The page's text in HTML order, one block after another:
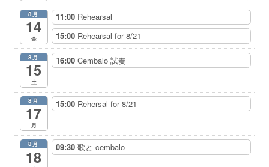
8月
14
金
11:00 Rehearsal
15:00 Rehearsal for 8/21
8月
15
土
16:00 Cembalo 試奏
8月
17
月
15:00 Rehersal for 8/21
8月
18
09:30 歌と cembalo